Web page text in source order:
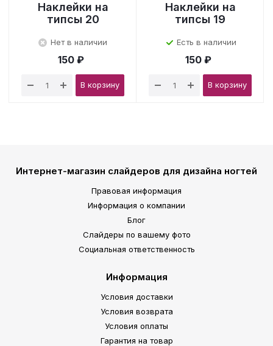
Наклейки на
типсы 20
Нет в наличии
150 ₽
В корзину
Наклейки на
типсы 19
Есть в наличии
150 ₽
В корзину
Интернет-магазин слайдеров для дизайна ногтей
Правовая информация
Информация о компании
Блог
Слайдеры по вашему фото
Социальная ответственность
Информация
Условия доставки
Условия возврата
Условия оплаты
Гарантия на товар